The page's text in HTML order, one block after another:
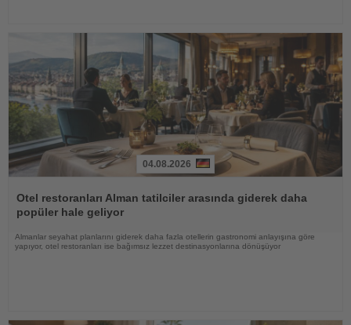
Oku
04.08.2026
Otel restoranları Alman tatilciler arasında giderek daha
popüler hale geliyor
Almanlar seyahat planlarını giderek daha fazla otellerin gastronomi anlayışına göre
yapıyor, otel restoranları ise bağımsız lezzet destinasyonlarına dönüşüyor